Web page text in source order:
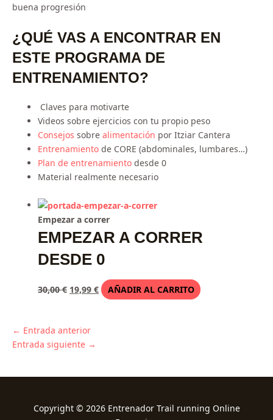
buena progresión
¿QUÉ VAS A ENCONTRAR EN
ESTE PROGRAMA DE
ENTRENAMIENTO?
Claves para motivarte
Videos sobre ejercicios con tu propio peso
Consejos sobre alimentación por Itziar Cantera
Entrenamiento de CORE (abdominales, lumbares…)
Plan de entrenamiento desde 0
Material realmente necesario
Empezar a correr
EMPEZAR A CORRER
DESDE 0
30,00€ 19,99 € AÑADIR AL CARRITO
← Entrada anterior
Entrada siguiente →
Copyright © 2026 Entrenador Trail running Online